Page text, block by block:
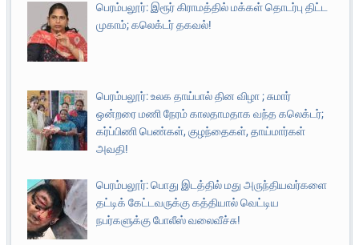
பெரம்பலூர்: இரூர் கிராமத்தில் மக்கள் தொடர்பு திட்ட
முகாம்; கலெக்டர் தகவல்!
பெரம்பலூர்: உலக தாய்பால் தின விழா ; சுமார்
ஒன்றரை மணி நேரம் காலதாமதாக வந்த கலெக்டர்;
கர்ப்பிணி பெண்கள், குழந்தைகள், தாய்மார்கள்
அவதி!
பெரம்பலூர்: பொது இடத்தில் மது அருந்தியவர்களை
தட்டிக் கேட்டவருக்கு கத்தியால் வெட்டிய
நபர்களுக்கு போலீஸ் வலைவீச்சு!